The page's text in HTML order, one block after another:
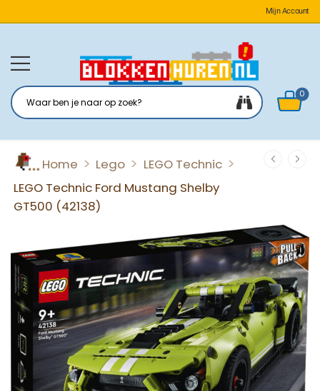
Mijn Account
0
Home > Lego > LEGO Technic >
LEGO Technic Ford Mustang Shelby
GT500 (42138)